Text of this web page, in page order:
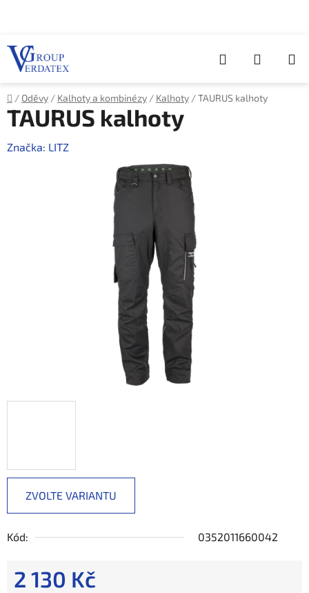
Hledat
KOŠÍK
Domů
/ Oděvy / Kalhoty a kombinézy / Kalhoty /TAURUS kalhoty
ZVOLTE VARIANTU
Kód: 0352011660042
2 130 Kč
TAURUS kalhoty
Značka: LITZ